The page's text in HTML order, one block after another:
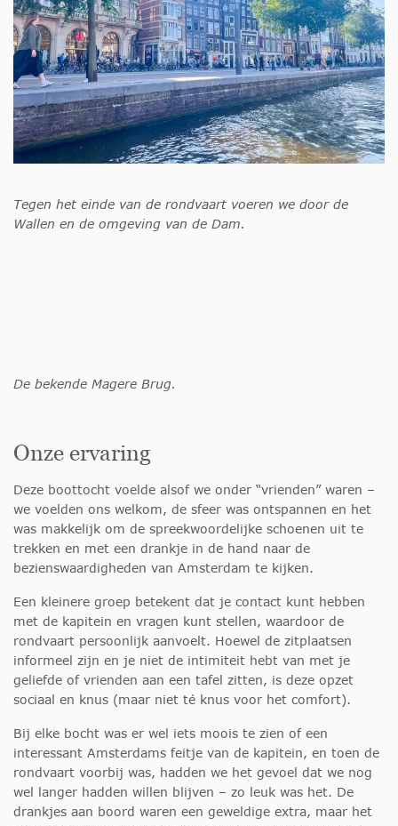
Tegen het einde van de rondvaart voeren we door de
Wallen en de omgeving van de Dam.
De bekende Magere Brug.
Onze ervaring
Deze boottocht voelde alsof we onder “vrienden” waren –
we voelden ons welkom, de sfeer was ontspannen en het
was makkelijk om de spreekwoordelijke schoenen uit te
trekken en met een drankje in de hand naar de
bezienswaardigheden van Amsterdam te kijken.
Een kleinere groep betekent dat je contact kunt hebben
met de kapitein en vragen kunt stellen, waardoor de
rondvaart persoonlijk aanvoelt. Hoewel de zitplaatsen
informeel zijn en je niet de intimiteit hebt van met je
geliefde of vrienden aan een tafel zitten, is deze opzet
sociaal en knus (maar niet té knus voor het comfort).
Bij elke bocht was er wel iets moois te zien of een
interessant Amsterdams feitje van de kapitein, en toen de
rondvaart voorbij was, hadden we het gevoel dat we nog
wel langer hadden willen blijven – zo leuk was het. De
drankjes aan boord waren een geweldige extra, maar het